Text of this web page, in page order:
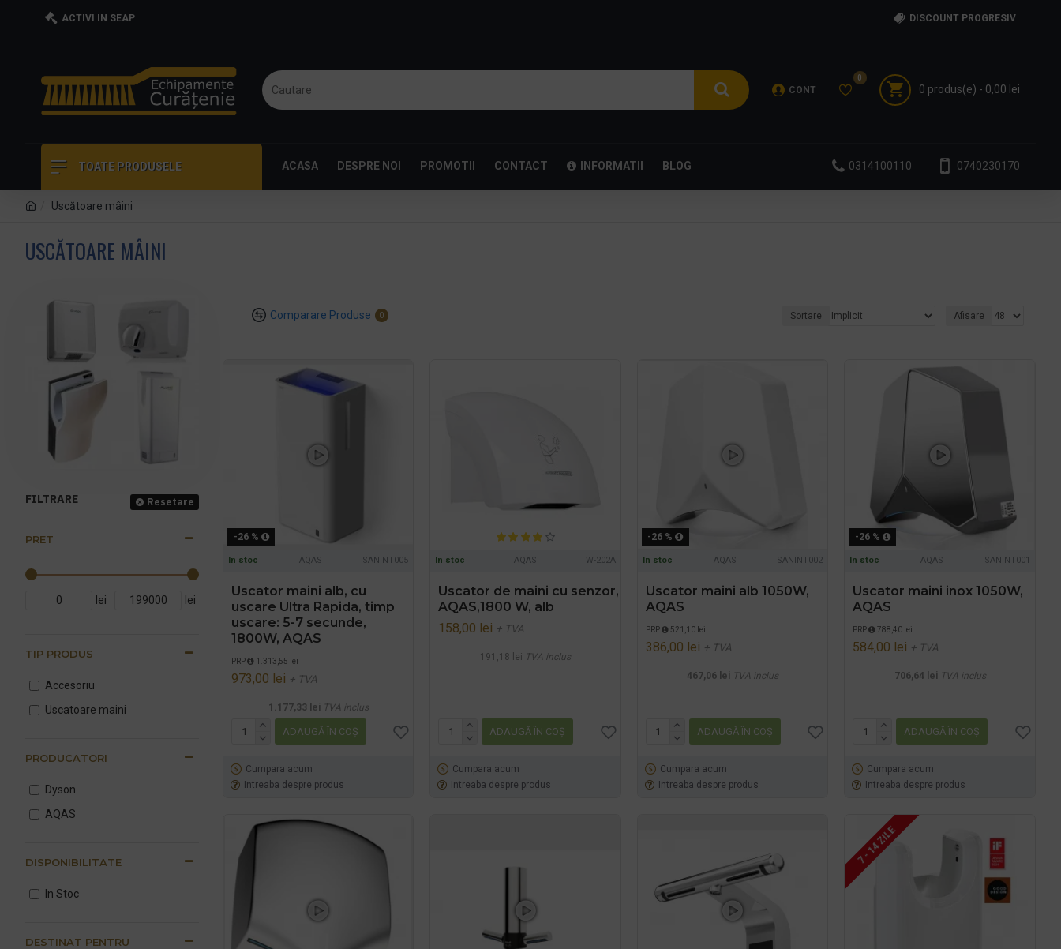
ACTIVI IN SEAP DISCOUNT PROGRESIV
CONT
0
0 produs(e) - 0,00 lei
TOATE PRODUSELE ACASA DESPRE NOI PROMOTII CONTACT INFORMATII BLOG 0314100110 0740230170
Uscătoare mâini
USCĂTOARE MÂINI
FILTRARE Resetare
PRET
lei lei
PRODUCATORI
Dyson
AQAS
DESTINAT PENTRU
TIP PRODUS
Accesoriu
Uscatoare maini
DISPONIBILITATE
In Stoc
Comparare Produse 0 Sortare Afisare
-26 %
In stoc AQAS SANINT005
Uscator maini alb, cu
uscare Ultra Rapida, timp
uscare: 5-7 secunde,
1800W, AQAS
PRP 1.313,55 lei
973,00 lei + TVA
1.177,33 lei TVA inclus
ADAUGĂ ÎN COŞ
Cumpara acum
Intreaba despre produs
In stoc AQAS W-202A
Uscator de maini cu senzor,
AQAS,1800 W, alb
158,00 lei + TVA
191,18 lei TVA inclus
ADAUGĂ ÎN COŞ
Cumpara acum
Intreaba despre produs
-26 %
In stoc AQAS SANINT002
Uscator maini alb 1050W,
AQAS
PRP 521,10 lei
386,00 lei + TVA
467,06 lei TVA inclus
ADAUGĂ ÎN COŞ
Cumpara acum
Intreaba despre produs
-26 %
In stoc AQAS SANINT001
Uscator maini inox 1050W,
AQAS
PRP 788,40 lei
584,00 lei + TVA
706,64 lei TVA inclus
ADAUGĂ ÎN COŞ
Cumpara acum
Intreaba despre produs
7 - 14 ZILE